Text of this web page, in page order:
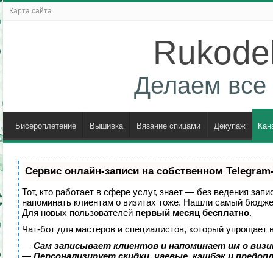
Карта сайта
Делаем все
Бисероплетение Вышивка Вязание спицами Декупаж
Сервис онлайн-записи на собственном
Тот, кто работает в сфере услуг, знает — без ведения
напоминать клиентам о визитах тоже. Нашли самый
Для новых пользователей первый месяц бесплатно.
Чат-бот для мастеров и специалистов, который упрощает
— Сам записывает клиентов и напоминает им о
— Персонализирует скидки, чаевые, кэшбэк и